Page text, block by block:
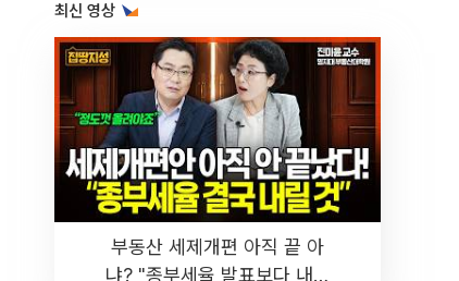
최신 영상
부동산 세제개편 아직 끝 아
냐? "종부세율 발표보다 내릴